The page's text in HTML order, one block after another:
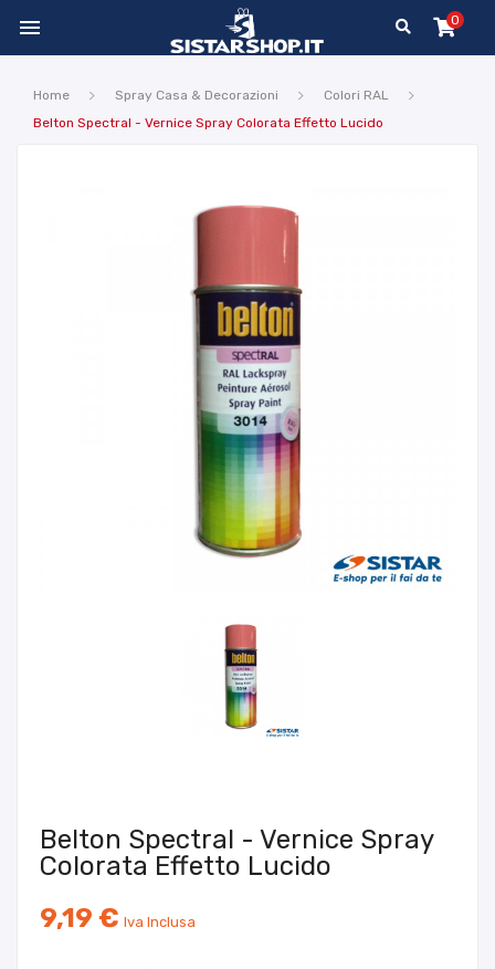
 0
Home Spray Casa & Decorazioni
Colori RAL
Belton Spectral - Vernice Spray Colorata Effetto Lucido
Belton Spectral - Vernice Spray
Colorata Effetto Lucido
9,19 € Iva Inclusa